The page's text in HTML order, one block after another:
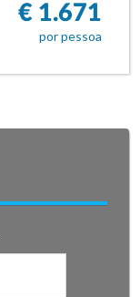
€ 1.671
por pessoa